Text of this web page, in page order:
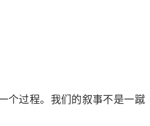
过程。我们的叙事不是一蹴